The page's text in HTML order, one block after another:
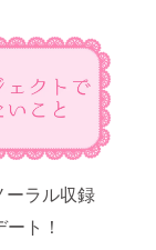
ーラル収録
ト！